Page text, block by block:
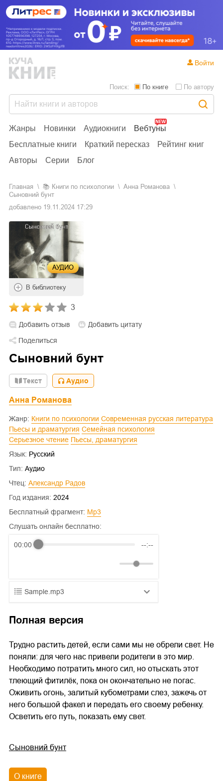
Жанры Новинки Аудиокниги
Вебтуны
Бесплатные книги
Краткий пересказ
Рейтинг книг
Авторы
Серии Блог
Поиск: По книге По автору
Войти
Главная 📚 книги по психологии
Анна Романова
Сыновний бунт
добавлено 19.11.2024 17:29
АУДИО
В библиотеку
3
Добавить отзыв
Добавить цитату
Поделиться
Сыновний бунт
Текст Аудио
Анна Романова
Жанр: Книги по психологии
Современная русская литература
Пьесы и драматургия
Семейная психология
Серьезное чтение
Пьесы, драматургия
Язык: Русский
Тип: Аудио
Чтец:
Александр Радов
Год издания: 2024
Бесплатный фрагмент:
mp3
Слушать онлайн бесплатно:
00:00 --:--
Sample.mp3
03.mp3 14:00
Полная версия
Трудно растить детей, если сами мы не обрели свет. Не
поняли: для чего нас привели родители в это мир.
Необходимо потратить много сил, но отыскать этот
тлеющий фитилёк, пока он окончательно не погас.
Оживить огонь, залитый кубометрами слез, зажечь от
него большой факел и передать его своему ребенку.
Осветить его путь, показать ему свет.
Сыновний бунт
О книге